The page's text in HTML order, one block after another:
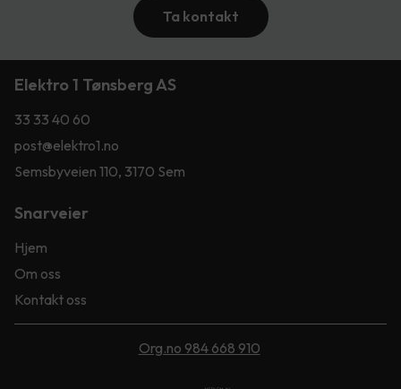
Ta kontakt
Elektro 1 Tønsberg AS
33 33 40 60
post@elektro1.no
Semsbyveien 110, 3170 Sem
Snarveier
Hjem
Om oss
Kontakt oss
Org.no 984 668 910